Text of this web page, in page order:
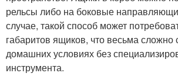
рельсы либо на боковые
случае, такой способ может
габаритов ящиков, что весьма сложно
домашних условиях без
инструмента.